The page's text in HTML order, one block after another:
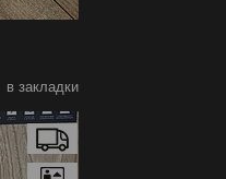
в закладки